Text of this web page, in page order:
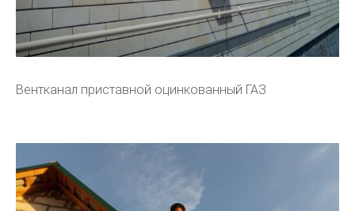
Вентканал приставной оцинкованный ГАЗ